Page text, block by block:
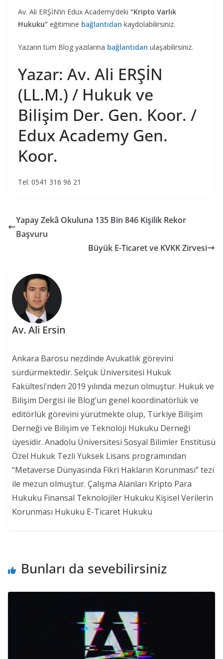
Av. Ali ERŞİN’in Edux Academy’deki “Kripto Varlık
Hukuku” eğitimine bağlantıdan kaydolabilirsiniz.
Yazarın tüm Blog yazılarına bağlantıdan ulaşabilirsiniz.
Yazar: Av. Ali ERŞİN
(LL.M.) / Hukuk ve
Bilişim Der. Gen. Koor. /
Edux Academy Gen.
Koor.
Tel: 0541 316 96 21
Yapay Zekâ Okuluna 135 Bin 846 Kişilik Rekor
Başvuru
Büyük E-Ticaret ve KVKK Zirvesi
Av. Ali Ersin
Ankara Barosu nezdinde Avukatlık görevini
sürdürmektedir. Selçuk Üniversitesi Hukuk
Fakültesi’nden 2019 yılında mezun olmuştur. Hukuk ve
Bilişim Dergisi ile Blog’un genel koordinatörlük ve
editörlük görevini yürütmekte olup, Türkiye Bilişim
Derneği ve Bilişim ve Teknoloji Hukuku Derneği
üyesidir. Anadolu Üniversitesi Sosyal Bilimler Enstitüsü
Özel Hukuk Tezli Yüksek Lisans programından
“Metaverse Dünyasında Fikri Hakların Korunması” tezi
ile mezun olmuştur. Çalışma Alanları Kripto Para
Hukuku Finansal Teknolojiler Hukuku Kişisel Verilerin
Korunması Hukuku E-Ticaret Hukuku
Bunları da sevebilirsiniz